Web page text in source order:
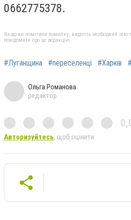
0662775378.
Якщо ви помітили помилку, виділіть необхідний
повідомити про це редакцію
#Луганщина #переселенці #Харків
Ольга Романова
редактор
Авторизуйтесь, щоб оцінити